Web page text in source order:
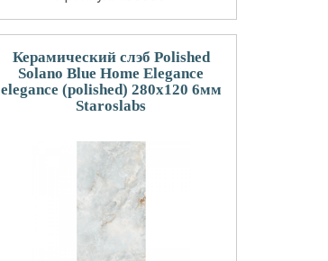
Керамический слэб Polished
Solano Blue Home Elegance
elegance (polished) 280x120 6мм
Staroslabs